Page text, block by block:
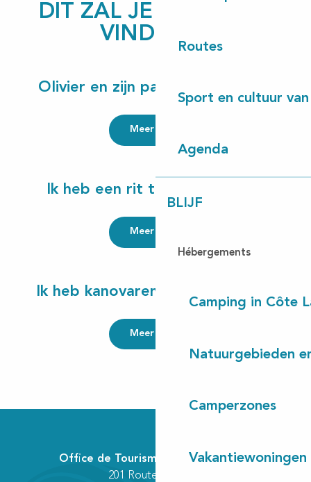
Routes
Sport en cultuur
Agenda
BLIJF
Hébergements
Camping in Côte
Natuurgebieden
Camperzones
Vakantiewoningen
DIT ZAL JE OOK LEUK
VINDEN ...
Olivier en zijn passie voor surfen
Meer lezen
Ik heb een rit te paard getest
Meer lezen
Ik heb kanovaren by night getest
Meer lezen
Office de Tourisme Communautaire
201 Route des Lacs